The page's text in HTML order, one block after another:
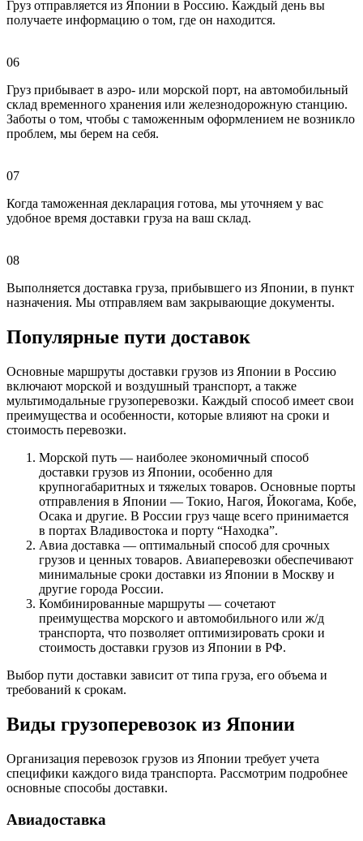
Груз отправляется из Японии в Россию. Каждый день вы
получаете информацию о том, где он находится.
06
Груз прибывает в аэро- или морской порт, на автомобильный
склад временного хранения или железнодорожную станцию.
Заботы о том, чтобы с таможенным оформлением не возникло
проблем, мы берем на себя.
07
Когда таможенная декларация готова, мы уточняем у вас
удобное время доставки груза на ваш склад.
08
Выполняется доставка груза, прибывшего из Японии, в пункт
назначения. Мы отправляем вам закрывающие документы.
Популярные пути доставок
Основные маршруты доставки грузов из Японии в Россию
включают морской и воздушный транспорт, а также
мультимодальные грузоперевозки. Каждый способ имеет свои
преимущества и особенности, которые влияют на сроки и
стоимость перевозки.
Морской путь — наиболее экономичный способ
доставки грузов из Японии, особенно для
крупногабаритных и тяжелых товаров. Основные порты
отправления в Японии — Токио, Нагоя, Йокогама, Кобе,
Осака и другие. В России груз чаще всего принимается
в портах Владивостока и порту “Находка”.
Авиа доставка — оптимальный способ для срочных
грузов и ценных товаров. Авиаперевозки обеспечивают
минимальные сроки доставки из Японии в Москву и
другие города России.
Комбинированные маршруты — сочетают
преимущества морского и автомобильного или ж/д
транспорта, что позволяет оптимизировать сроки и
стоимость доставки грузов из Японии в РФ.
Выбор пути доставки зависит от типа груза, его объема и
требований к срокам.
Виды грузоперевозок из Японии
Организация перевозок грузов из Японии требует учета
специфики каждого вида транспорта. Рассмотрим подробнее
основные способы доставки.
Авиадоставка